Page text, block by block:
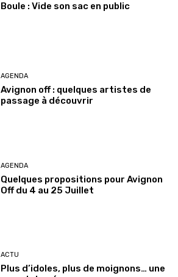
Boule : Vide son sac en public
AGENDA
Avignon off : quelques artistes de
passage à découvrir
AGENDA
Quelques propositions pour Avignon
Off du 4 au 25 Juillet
ACTU
Plus d’idoles, plus de moignons… une